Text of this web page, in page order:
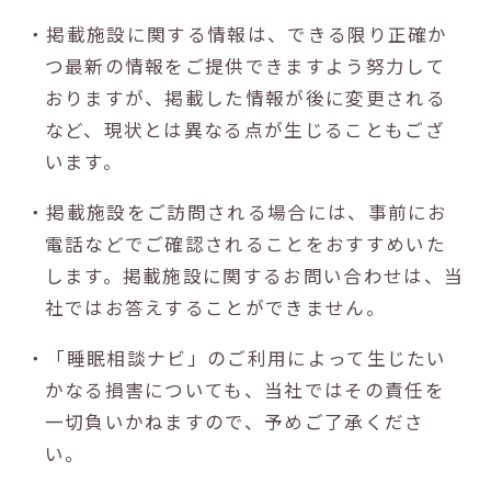
・掲載施設に関する情報は、できる限り正確か
つ最新の情報をご提供できますよう努力して
おりますが、掲載した情報が後に変更される
など、現状とは異なる点が生じることもござ
います。
・掲載施設をご訪問される場合には、事前にお
電話などでご確認されることをおすすめいた
します。掲載施設に関するお問い合わせは、当
社ではお答えすることができません。
・「睡眠相談ナビ」のご利用によって生じたい
かなる損害についても、当社ではその責任を
一切負いかねますので、予めご了承くださ
い。